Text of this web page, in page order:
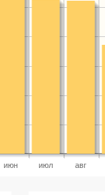
июн июл авг